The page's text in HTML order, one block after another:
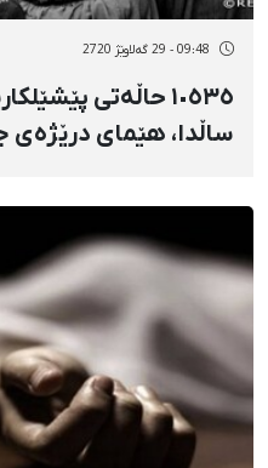
09:48 - 29 گەلاوێژ 2720
ساڵدا، هێمای